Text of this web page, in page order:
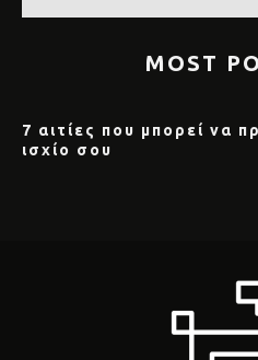
MOST
7 αιτίες που μπορεί να
ισχίο σου